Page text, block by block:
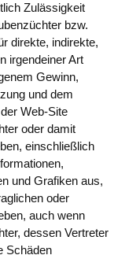
Zulässigkeit
bzw.
direkte, indirekte,
irgendeiner Art
Gewinn,
und dem
Web-Site
oder damit
einschließlich
und Grafiken aus,
oder
auch wenn
dessen Vertreter
Schäden